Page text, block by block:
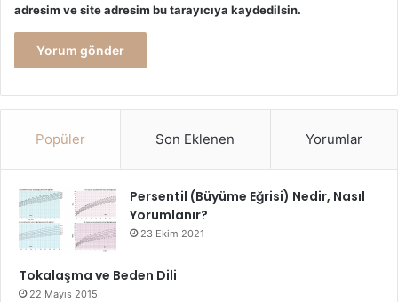
adresim ve site adresim bu tarayıcıya kaydedilsin.
Popüler Son Eklenen Yorumlar
Persentil (Büyüme Eğrisi) Nedir, Nasıl
Yorumlanır?
23 Ekim 2021
Tokalaşma ve Beden Dili
22 Mayıs 2015